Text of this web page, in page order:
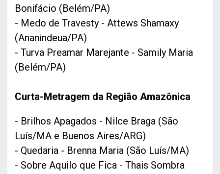
Bonifácio (Belém/PA)
- Medo de Travesty - Attews Shamaxy
(Ananindeua/PA)
- Turva Preamar Marejante - Samily Maria
(Belém/PA)
Curta-Metragem da Região Amazônica
- Brilhos Apagados - Nilce Braga (São
Luís/MA e Buenos Aires/ARG)
- Quedaria - Brenna Maria (São Luís/MA)
- Sobre Aquilo que Fica - Thais Sombra